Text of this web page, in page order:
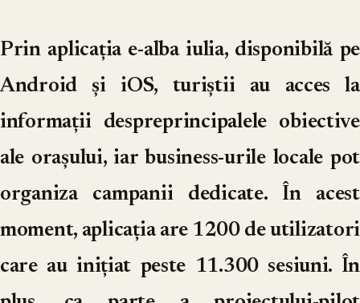
Prin aplicația e-alba iulia, disponibilă pe
Android și iOS, turiștii au acces la
informații despreprincipalele obiective
ale orașului, iar business-urile locale pot
organiza campanii dedicate. În acest
moment, aplicația are 1200 de utilizatori
care au inițiat peste 11.300 sesiuni. În